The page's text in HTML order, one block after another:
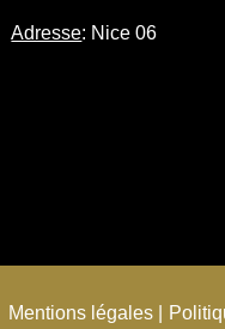
Adresse: Nice 06
Mentions légales |